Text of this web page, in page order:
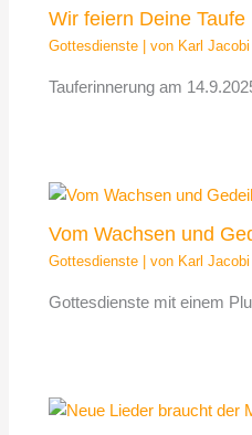
Wir feiern Deine Taufe
Gottesdienste | von Karl Jacobi
Tauferinnerung am
Vom Wachsen und
Gottesdienste | von Karl Jacobi
Gottesdienste mit einem